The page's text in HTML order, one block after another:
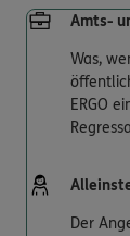
Amts-
Was,
ERGO
Der